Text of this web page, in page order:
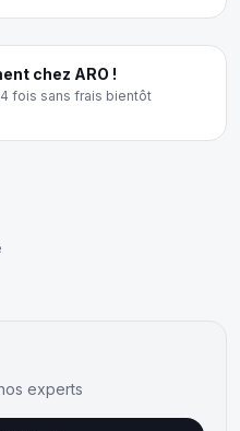
chez ARO !
fois sans frais bientôt
experts